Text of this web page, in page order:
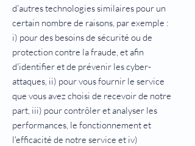
d'autres technologies similaires pour un
certain nombre de raisons, par exemple :
i) pour des besoins de sécurité ou de
protection contre la fraude, et afin
d'identifier et de prévenir les cyber-
attaques, ii) pour vous fournir le service
que vous avez choisi de recevoir de notre
part, iii) pour contrôler et analyser les
performances, le fonctionnement et
l'efficacité de notre service et iv)